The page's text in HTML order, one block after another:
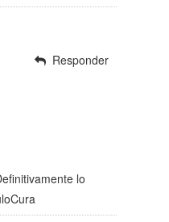
lo
Responder